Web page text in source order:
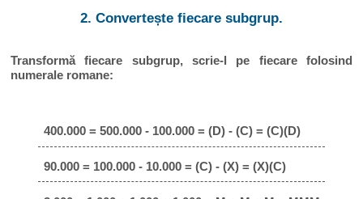
2. Convertește fiecare subgrup.
Transformă fiecare subgrup, scrie-l pe fiecare folosind
numerale romane:
400.000 = 500.000 - 100.000 = (D) - (C) = (C)(D)
90.000 = 100.000 - 10.000 = (C) - (X) = (X)(C)